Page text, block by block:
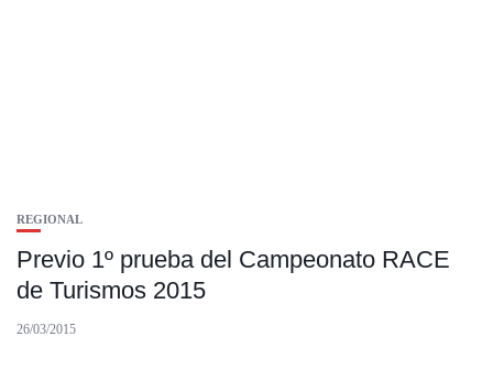
REGIONAL
Previo 1º prueba del Campeonato RACE
de Turismos 2015
26/03/2015